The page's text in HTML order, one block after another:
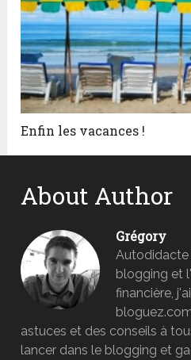
Enfin les vacances !
About Author
Grégory
Autodidacte
blogging et
financière,
astuces et des conseils à
lancer dans le blogging et